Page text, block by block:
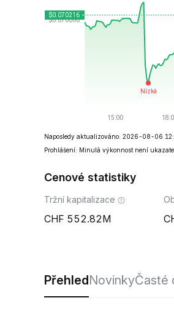
Naposledy aktualizováno: 2026-08-06
Prohlášení: Minulá výkonnost není
Cenové statistiky
Tržní kapitalizace
552.82M
PřehledNovinkyČasté